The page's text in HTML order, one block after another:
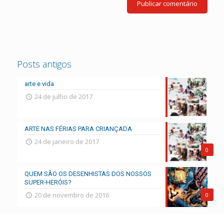
Posts antigos
arte e vida
24 de julho de 2017
0
ARTE NAS FÉRIAS PARA CRIANÇADA
24 de janeiro de 2017
0
QUEM SÃO OS DESENHISTAS DOS NOSSOS
SUPER-HERÓIS?
20 de novembro de 2016